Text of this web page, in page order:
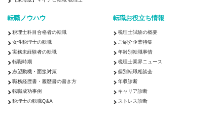
転職ノウハウ
税理士科目合格者の転職
女性税理士の転職
実務未経験者の転職
転職時期
志望動機・面接対策
職務経歴書・履歴書の書き方
転職成功事例
税理士の転職Q&A
転職お役立ち情報
税理士試験の概要
ご紹介企業特集
年齢別転職事情
税理士業界ニュース
個別転職相談会
年収診断
キャリア診断
ストレス診断